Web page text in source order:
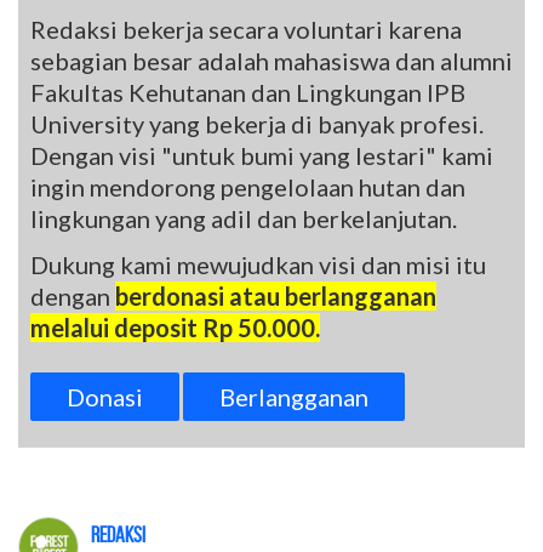
Redaksi bekerja secara voluntari karena
sebagian besar adalah mahasiswa dan alumni
Fakultas Kehutanan dan Lingkungan IPB
University yang bekerja di banyak profesi.
Dengan visi "untuk bumi yang lestari" kami
ingin mendorong pengelolaan hutan dan
lingkungan yang adil dan berkelanjutan.
Dukung kami mewujudkan visi dan misi itu
dengan berdonasi atau berlangganan
melalui deposit Rp 50.000.
Donasi Berlangganan
Redaksi